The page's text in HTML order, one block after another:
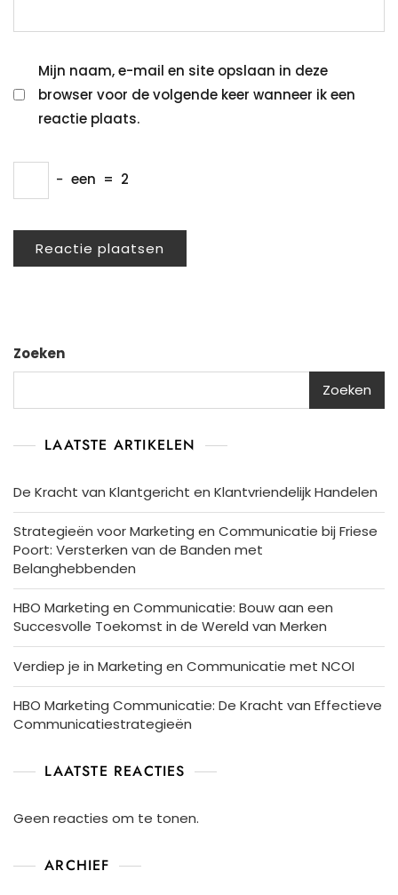
Mijn naam, e-mail en site opslaan in deze
browser voor de volgende keer wanneer ik een
reactie plaats.
− een = 2
Zoeken
Zoeken
LAATSTE ARTIKELEN
De Kracht van Klantgericht en Klantvriendelijk Handelen
Strategieën voor Marketing en Communicatie bij Friese
Poort: Versterken van de Banden met
Belanghebbenden
HBO Marketing en Communicatie: Bouw aan een
Succesvolle Toekomst in de Wereld van Merken
Verdiep je in Marketing en Communicatie met NCOI
HBO Marketing Communicatie: De Kracht van Effectieve
Communicatiestrategieën
LAATSTE REACTIES
Geen reacties om te tonen.
ARCHIEF